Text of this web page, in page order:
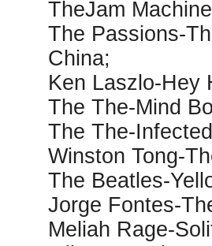
TheJam
The Passions-
China;
Ken Laszlo-Hey
The The-Mind
The The-
Winston Tong-
The Beatles-
Jorge Fontes-
Meliah Rage-